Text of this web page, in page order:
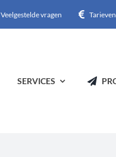
Veelgestelde vragen
SERVICES